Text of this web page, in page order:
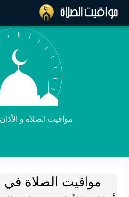
مواقيت الصلاة و
مواقيت الصلاة